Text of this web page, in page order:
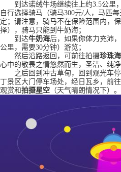
到达诺绒牛场继续往上约3.5公里
自行选择骑马（骑马300元/人， 马匹
定； 请注意，骑马不在保险范围内，
择），骑马只能到牛奶海；
到达牛奶海后，如果你体力充沛
公里，需要30分钟）游览；
然后沿路返回，可前往拍摄珍珠海
心中的敬畏之情悠然而生，圣洁、纯净
之后回到冲古草甸，回到观光车停
丁景区大门停车场处，经日瓦乡，前
观赏和拍摄星空 （天气晴朗情况下）。